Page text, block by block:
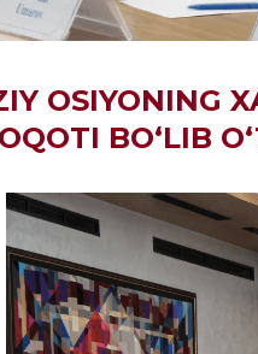
OSIYONING
BO‘LIB